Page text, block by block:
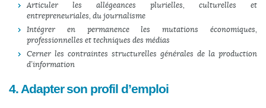
Articuler les allégeances plurielles, culturelles et
entrepreneuriales, du journalisme
Intégrer en permanence les mutations économiques,
professionnelles et techniques des médias
Cerner les contraintes structurelles générales de la production
d’information
4. Adapter son profil d’emploi